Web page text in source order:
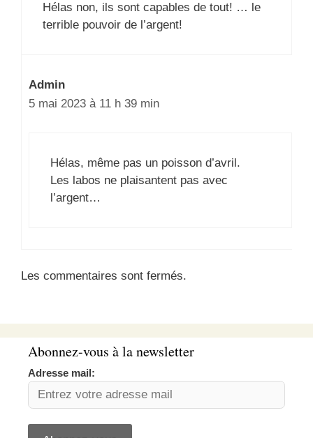
Hélas non, ils sont capables de tout! … le
terrible pouvoir de l’argent!
Admin
5 mai 2023 à 11 h 39 min
Hélas, même pas un poisson d’avril.
Les labos ne plaisantent pas avec
l’argent…
Les commentaires sont fermés.
Abonnez-vous à la newsletter
Adresse mail: